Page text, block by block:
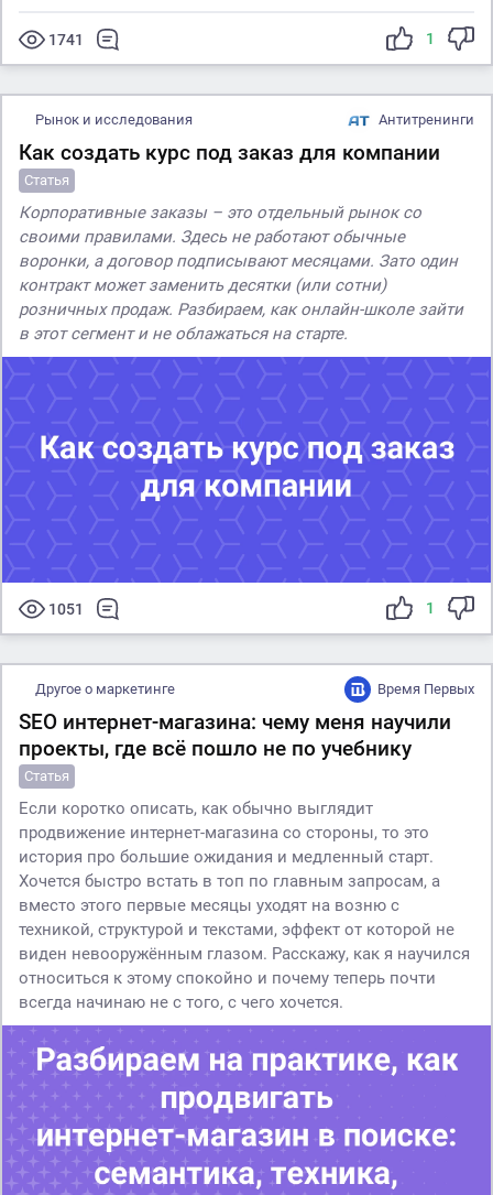
1741 1
Рынок и исследования Антитренинги
Как создать курс под заказ для компании
Статья
Корпоративные заказы – это отдельный рынок со
своими правилами. Здесь не работают обычные
воронки, а договор подписывают месяцами. Зато один
контракт может заменить десятки (или сотни)
розничных продаж. Разбираем, как онлайн-школе зайти
в этот сегмент и не облажаться на старте.
1051 1
Другое о маркетинге Время Первых
SEO интернет-магазина: чему меня научили
проекты, где всё пошло не по учебнику
Статья
Если коротко описать, как обычно выглядит
продвижение интернет-магазина со стороны, то это
история про большие ожидания и медленный старт.
Хочется быстро встать в топ по главным запросам, а
вместо этого первые месяцы уходят на возню с
техникой, структурой и текстами, эффект от которой не
виден невооружённым глазом. Расскажу, как я научился
относиться к этому спокойно и почему теперь почти
всегда начинаю не с того, с чего хочется.